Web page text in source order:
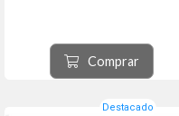
Comprar
Destacado